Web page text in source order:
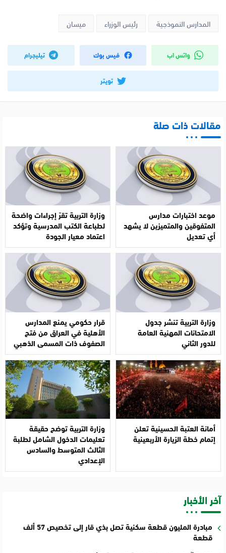
المدارس النموذجية رئيس الوزراء ميسان
واتس اب فيس بوك تيليجرام
تويتر
مقالات ذات صلة
موعد اختبارات مدارس
المتفوقين والمتميزين لا يشهد
أي تعديل
وزارة التربية تقرّ إجراءات واضحة
لطباعة الكتب المدرسية وتؤكد
اعتماد معيار الجودة
وزارة التربية تنشر جدول
الامتحانات المهنية العامة
للدور الثاني
قرار حكومي يمنع المدارس
الأهلية في العراق من فتح
الصفوف ذات المسمى الذهبي
أمانة العتبة الحسينية تعلن
إتمام خطة الزيارة الأربعينية
وزارة التربية توضح حقيقة
تعليمات الدخول الشامل لطلبة
الثالث المتوسط والسادس
الإعدادي
آخر الأخبار
مبادرة المليون قطعة سكنية تصل بذي قار إلى تخصيص 57 ألف
قطعة